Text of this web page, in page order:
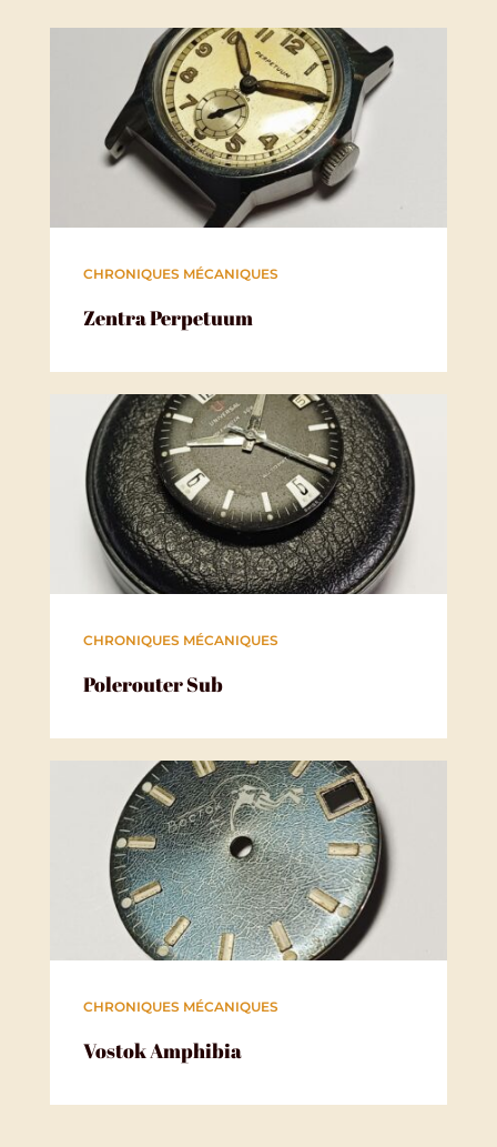
Zentra Perpetuum
CHRONIQUES MÉCANIQUES
Polerouter Sub
CHRONIQUES MÉCANIQUES
Vostok Amphibia
CHRONIQUES MÉCANIQUES